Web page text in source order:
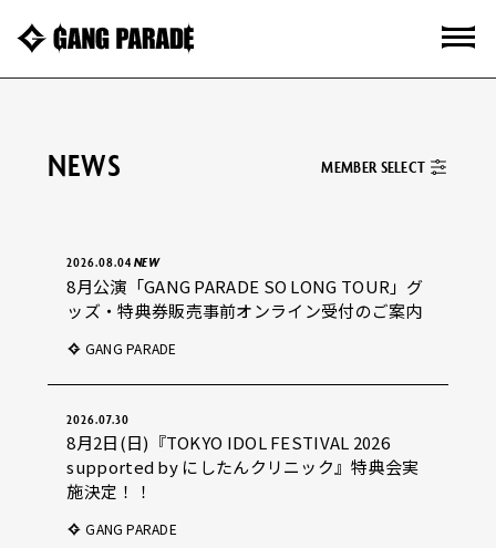
NEWS
2026.08.04
8月公演「GANG PARADE SO LONG TOUR」グ
ッズ・特典券販売事前オンライン受付のご案内
GANG PARADE
2026.07.30
8月2日(日)『TOKYO IDOL FESTIVAL 2026
supported by にしたんクリニック』特典会実
施決定！！
GANG PARADE
MEMBER SELECT